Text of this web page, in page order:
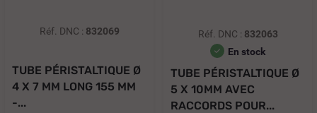
Réf. DNC : 832069
TUBE PÉRISTALTIQUE Ø
4 X 7 MM LONG 155 MM
-...
Réf. DNC : 832063
En stock
TUBE PÉRISTALTIQUE Ø
5 X 10MM AVEC
RACCORDS POUR...